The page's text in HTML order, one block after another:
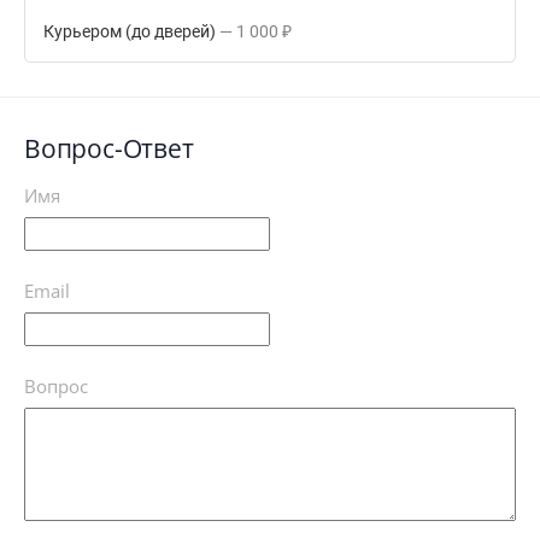
Курьером (до дверей) 1 000 ₽
Вопрос-Ответ
Имя
Email
Вопрос